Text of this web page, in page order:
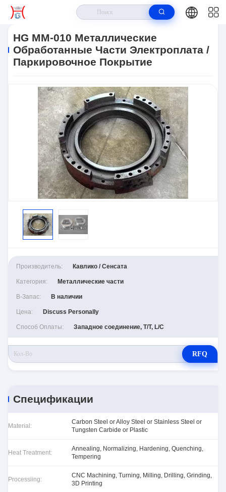
Металлические Обработанные Части Электроплата / Паркировочное
Покрытие
HG MM-010 Металлические
Обработанные Части Электроплата /
Паркировочное Покрытие
Производитель: Кавлико / Сенсата
Категория: Металлические части
В-Запас: В наличии
Цена: Discuss Personally
Способ Оплаты: Западное соединение, T/T, L/C
RFQ
Спецификации
Material:
Carbon Steel or Alloy Steel or Stainless Steel or
Tungsten Carbide or Plastic
Heat Treatment:
Annealing, Normalizing, Hardening, Quenching,
Tempering
Processiing:
CNC Machining, Turning, Milling, Drilling, Grinding,
3D Printing